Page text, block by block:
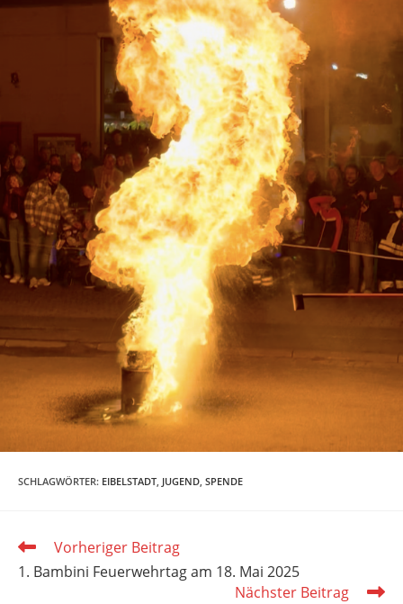
SCHLAGWÖRTER: EIBELSTADT, JUGEND, SPENDE
Weitere
Artikel
ansehen
Vorheriger Beitrag
1. Bambini Feuerwehrtag am 18. Mai 2025
Nächster Beitrag